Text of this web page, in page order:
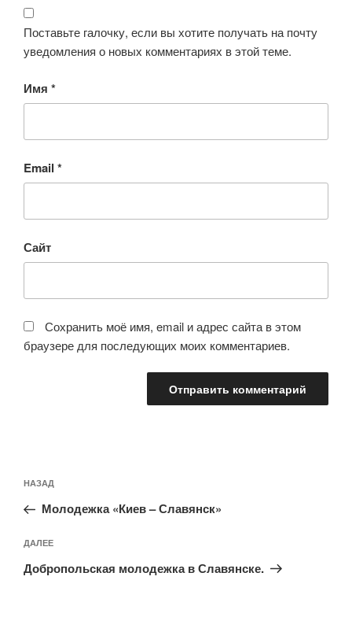
Поставьте галочку, если вы хотите получать на почту
уведомления о новых комментариях в этой теме.
Имя *
Email *
Сайт
Сохранить моё имя, email и адрес сайта в этом
браузере для последующих моих комментариев.
по
записям
Предыдущая
запись:
НАЗАД
Молодежка «Киев – Славянск»
Следующая
запись
ДАЛЕЕ
Добропольская молодежка в Славянске.